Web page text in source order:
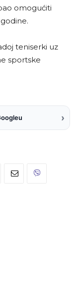
omogućiti
teniserki uz
sportske
›